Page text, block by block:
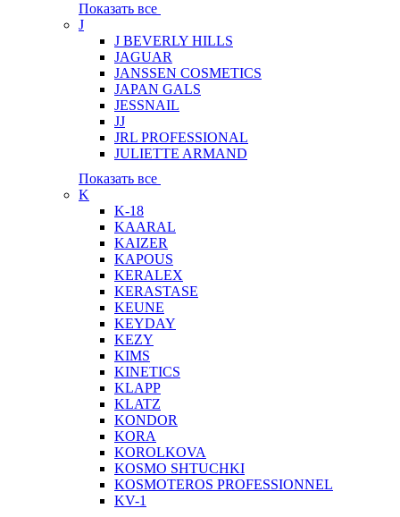
Показать все
J
J BEVERLY HILLS
JAGUAR
JANSSEN COSMETICS
JAPAN GALS
JESSNAIL
JJ
JRL PROFESSIONAL
JULIETTE ARMAND
Показать все
K
K-18
KAARAL
KAIZER
KAPOUS
KERALEX
KERASTASE
KEUNE
KEYDAY
KEZY
KIMS
KINETICS
KLAPP
KLATZ
KONDOR
KORA
KOROLKOVA
KOSMO SHTUCHKI
KOSMOTEROS PROFESSIONNEL
KV-1